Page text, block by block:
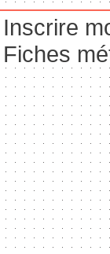
Inscrire
Fiches